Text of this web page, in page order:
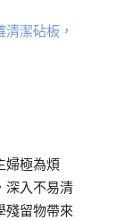
潔砧板，
婦極為煩
深入不易清
殘留物帶來